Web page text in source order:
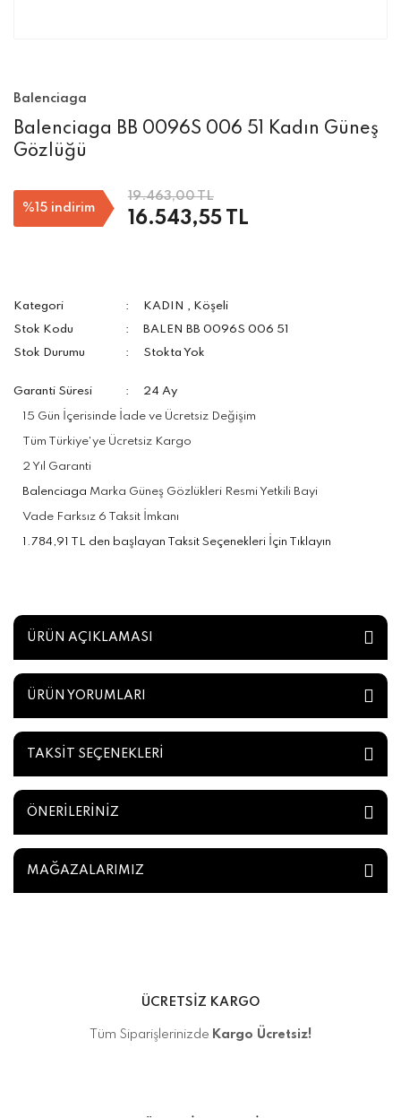
Balenciaga
Balenciaga BB 0096S 006 51 Kadın Güneş
Gözlüğü
%15 indirim
19.463,00 TL
16.543,55 TL
Kategori KADIN , Köşeli
Stok Kodu
BALEN BB 0096S 006 51
Stok Durumu
Stokta Yok
Garanti Süresi 24 Ay
15 Gün İçerisinde İade ve Ücretsiz Değişim
Tüm Türkiye'ye Ücretsiz Kargo
2 Yıl Garanti
Balenciaga Marka Güneş Gözlükleri Resmi Yetkili Bayi
Vade Farksız 6 Taksit İmkanı
1.784,91 TL den başlayan Taksit Seçenekleri İçin Tıklayın
ÜRÜN AÇIKLAMASI
ÜRÜN YORUMLARI
TAKSİT SEÇENEKLERİ
ÖNERİLERİNİZ
MAĞAZALARIMIZ
ÜCRETSİZ KARGO
Tüm Siparişlerinizde Kargo Ücretsiz!